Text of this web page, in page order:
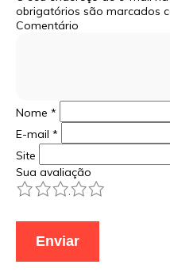
obrigatórios são marcados
Comentário
Nome *
E-mail *
Site
Sua avaliação
5
4
3
2